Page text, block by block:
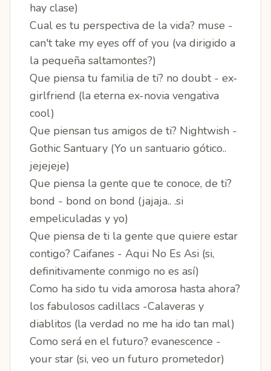
hay clase)
Cual es tu perspectiva de la vida? muse -
can't take my eyes off of you (va dirigido a
la pequeña saltamontes?)
Que piensa tu familia de ti? no doubt - ex-
girlfriend (la eterna ex-novia vengativa
cool)
Que piensan tus amigos de ti? Nightwish -
Gothic Santuary (Yo un santuario gótico..
jejejeje)
Que piensa la gente que te conoce, de ti?
bond - bond on bond (jajaja.. .si
empeliculadas y yo)
Que piensa de ti la gente que quiere estar
contigo? Caifanes - Aqui No Es Asi (si,
definitivamente conmigo no es así)
Como ha sido tu vida amorosa hasta ahora?
los fabulosos cadillacs -Calaveras y
diablitos (la verdad no me ha ido tan mal)
Como será en el futuro? evanescence -
your star (si, veo un futuro prometedor)